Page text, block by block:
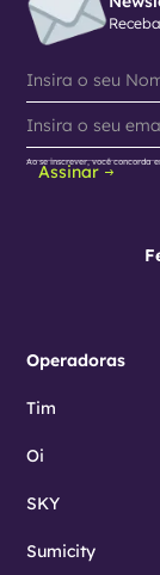
Assinar
Ao se inscrever, você concorda
Operadoras
Tim
Oi
SKY
Sumicity